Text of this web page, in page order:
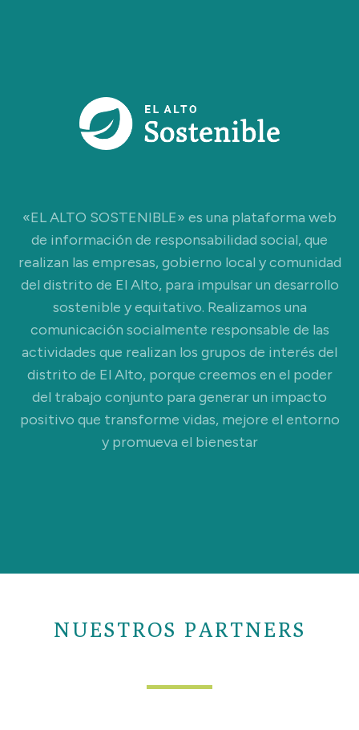
«EL ALTO SOSTENIBLE» es una plataforma web
de información de responsabilidad social, que
realizan las empresas, gobierno local y comunidad
del distrito de El Alto, para impulsar un desarrollo
sostenible y equitativo. Realizamos una
comunicación socialmente responsable de las
actividades que realizan los grupos de interés del
distrito de El Alto, porque creemos en el poder
del trabajo conjunto para generar un impacto
positivo que transforme vidas, mejore el entorno
y promueva el bienestar
NUESTROS PARTNERS